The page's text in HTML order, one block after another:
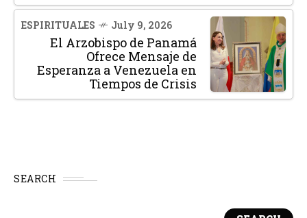
ESPIRITUALES July 9, 2026
El Arzobispo de Panamá
Ofrece Mensaje de
Esperanza a Venezuela en
Tiempos de Crisis
SEARCH